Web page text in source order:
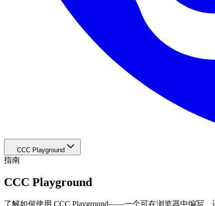
CCC Playground
指南
CCC Playground
了解如何使用 CCC Playground——一个可在浏览器中编写、